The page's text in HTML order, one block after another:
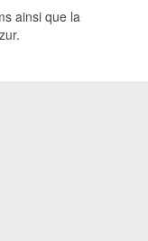
ainsi que la